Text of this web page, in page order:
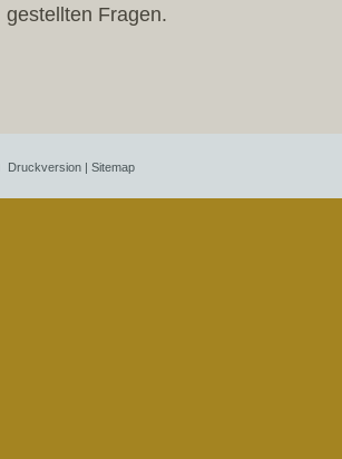
gestellten Fragen.
Druckversion | Sitemap